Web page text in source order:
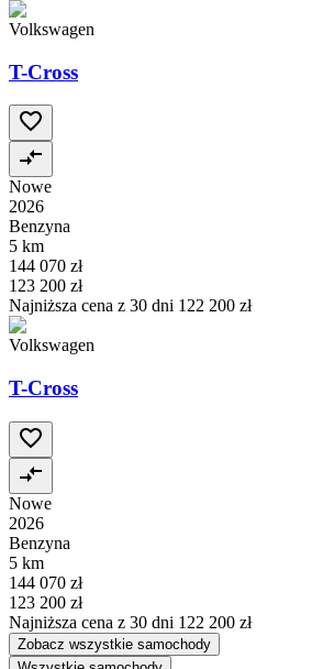
Volkswagen
T-Cross
Nowe
2026
Benzyna
5 km
144 070 zł
123 200 zł
Najniższa cena z 30 dni 122 200 zł
Volkswagen
T-Cross
Nowe
2026
Benzyna
5 km
144 070 zł
123 200 zł
Najniższa cena z 30 dni 122 200 zł
Zobacz wszystkie samochody